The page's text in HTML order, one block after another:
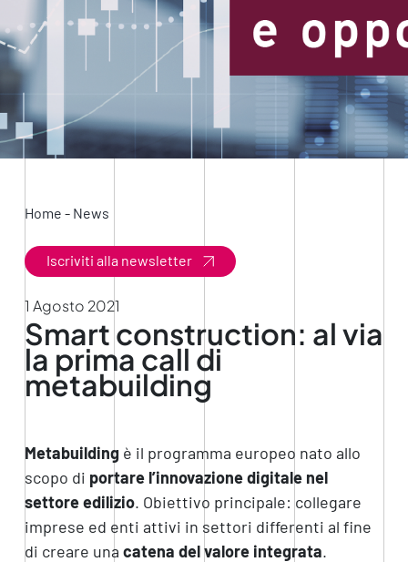
Home - News
Iscriviti alla newsletter
1 Agosto 2021
Smart construction: al via
la prima call di
metabuilding
Metabuildingè il programma europeo nato allo
scopo di portare l’innovazione digitale nel
settore edilizio. Obiettivo principale: collegare
imprese ed enti attivi in settori differenti al fine
di creare una catena del valore integrata.